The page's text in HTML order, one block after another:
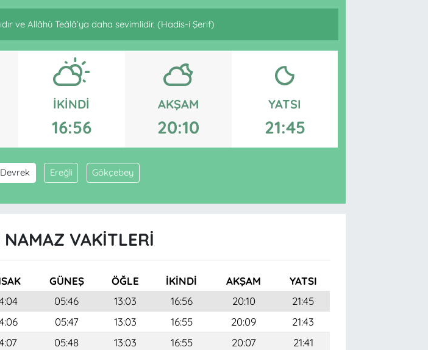
ve Allâhü Teâlâ’ya daha sevimlidir. (Hadis-i Şerif)
İKINDI
16:56
AKŞAM
20:10
YATSI
21:45
Devrek Ereğli Gökçebey
NAMAZ VAKITLERI
GÜNEŞ ÖĞLE İKINDI AKŞAM
YATSI
05:46 13:03 16:56 20:10
21:45
05:47 13:03 16:55 20:09
21:43
05:48 13:03 16:55 20:07
21:41